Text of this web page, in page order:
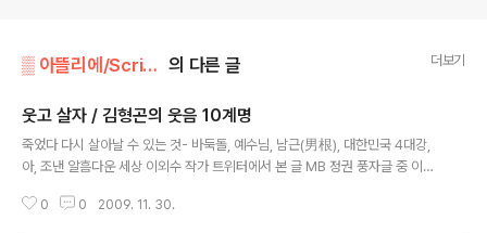
▒ 아뜰리에/Scribble, Scrap 의 다른 글 더보기
웃고 살자 / 김형곤의 웃음 10계명
죽었다 다시 살아날 수 있는 것- 바둑돌, 예수님, 남근(男根), 대한민국 4대강,
아, 조낸 알흠다운 세상 이외수 작가 트위터에서 본 글 MB 정권 풍자글 중 이보
어떤 연관성이 있을진 몰라도 문득 김형곤이 생각났다. 김형곤이 한창 잘 나갈
0 0 2009. 11. 30.